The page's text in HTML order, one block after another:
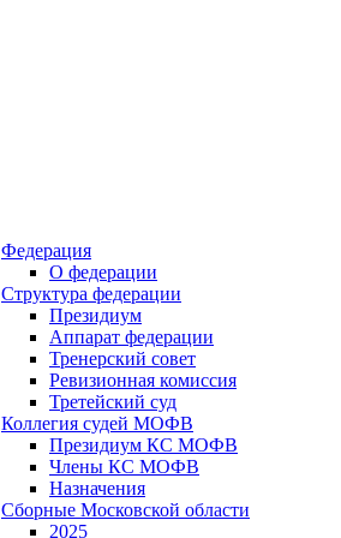
Федерация
О федерации
Структура федерации
Президиум
Аппарат федерации
Тренерский совет
Ревизионная комиссия
Третейский суд
Коллегия судей МОФВ
Президиум КС МОФВ
Члены КС МОФВ
Назначения
Сборные Московской области
2025